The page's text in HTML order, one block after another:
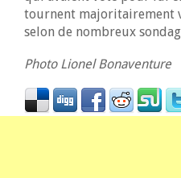
tournent majoritairement
selon de nombreux
Photo Lionel Bonaventure